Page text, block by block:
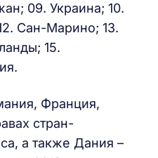
09. Украина; 10.
Сан-Марино; 13.
15.
Франция,
стран-
а также Дания –